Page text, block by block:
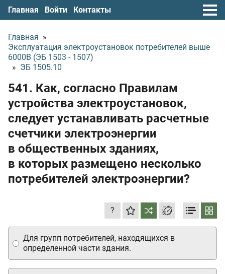
Главная Войти Контакты
Главная »
Эксплуатация электроустановок потребителей выше
6000В (ЭБ 1503 - 1507)
» ЭБ 1505.10
541. Как, согласно Правилам
устройства электроустановок,
следует устанавливать расчетные
счетчики электроэнергии
в общественных зданиях,
в которых размещено несколько
потребителей электроэнергии?
?
Для групп потребителей, находящихся в
определенной части здания.